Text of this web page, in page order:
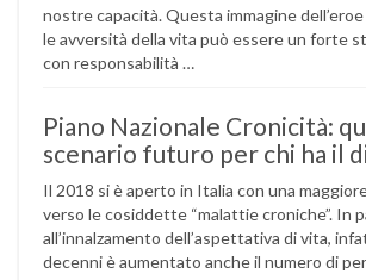
nostre capacità. Questa immagine
le avversità della vita può essere un forte
con responsabilità …
Piano Nazionale Cronicità:
scenario futuro per chi ha il
Il 2018 si è aperto in Italia con una
verso le cosiddette “malattie croniche”. In
all’innalzamento dell’aspettativa di vita,
decenni è aumentato anche il numero di